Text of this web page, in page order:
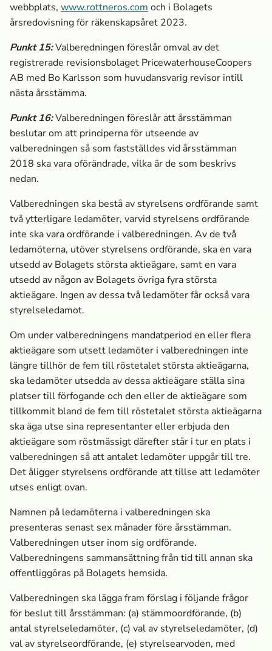
webbplats, www.rottneros.com och i Bolagets
årsredovisning för räkenskapsåret 2023.
Punkt15:Valberedningen föreslår omval av det
registrerade revisionsbolaget PricewaterhouseCoopers
AB med Bo Karlsson som huvudansvarig revisor intill
nästa årsstämma.
Punkt16:Valberedningen föreslår att årsstämman
beslutar om att principerna för utseende av
valberedningen så som fastställdes vid årsstämman
2018 ska vara oförändrade, vilka är de som beskrivs
nedan.
Valberedningen ska bestå av styrelsens ordförande samt
två ytterligare ledamöter, varvid styrelsens ordförande
inte ska vara ordförande i valberedningen. Av de två
ledamöterna, utöver styrelsens ordförande, ska en vara
utsedd av Bolagets största aktieägare, samt en vara
utsedd av någon av Bolagets övriga fyra största
aktieägare. Ingen av dessa två ledamöter får också vara
styrelseledamot.
Om under valberedningens mandatperiod en eller flera
aktieägare som utsett ledamöter i valberedningen inte
längre tillhör de fem till röstetalet största aktieägarna,
ska ledamöter utsedda av dessa aktieägare ställa sina
platser till förfogande och den eller de aktieägare som
tillkommit bland de fem till röstetalet största aktieägarna
ska äga utse sina representanter eller erbjuda den
aktieägare som röstmässigt därefter står i tur en plats i
valberedningen så att antalet ledamöter uppgår till tre.
Det åligger styrelsens ordförande att tillse att ledamöter
utses enligt ovan.
Namnen på ledamöterna i valberedningen ska
presenteras senast sex månader före årsstämman.
Valberedningen utser inom sig ordförande.
Valberedningens sammansättning från tid till annan ska
offentliggöras på Bolagets hemsida.
Valberedningen ska lägga fram förslag i följande frågor
för beslut till årsstämman: (a) stämmoordförande, (b)
antal styrelseledamöter, (c) val av styrelseledamöter, (d)
val av styrelseordförande, (e) styrelsearvoden, med